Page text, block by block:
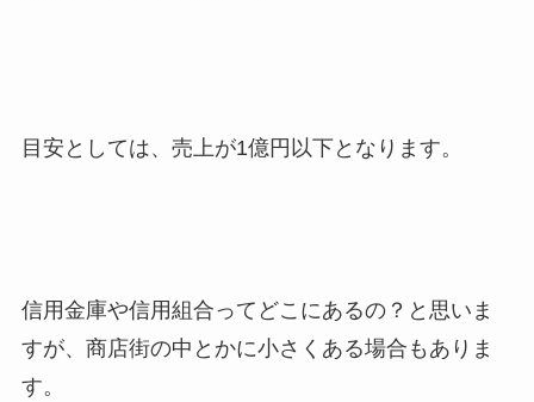
目安としては、売上が1億円以下となります。
信用金庫や信用組合ってどこにあるの？と思いま
すが、商店街の中とかに小さくある場合もありま
す。